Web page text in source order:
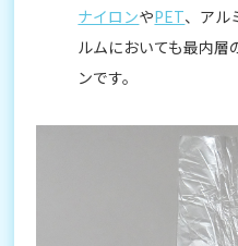
ナイロンやPET、アル
ルムにおいても最内層
ンです。